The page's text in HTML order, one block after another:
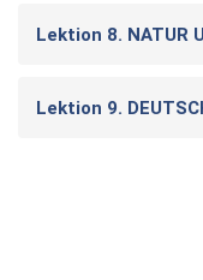
Lektion 8. NATUR
Lektion 9.